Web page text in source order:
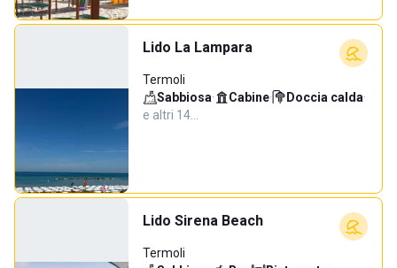
Lido La Lampara
Termoli
Sabbiosa· Cabine· Doccia calda·
e altri 14…
Lido Sirena Beach
Termoli